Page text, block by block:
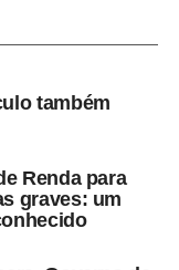
também
Renda para
graves: um